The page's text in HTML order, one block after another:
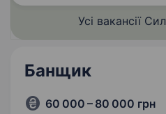
Реабілітолог —…
Усі вакансії Сил
Банщик
60 000 – 80 000 грн